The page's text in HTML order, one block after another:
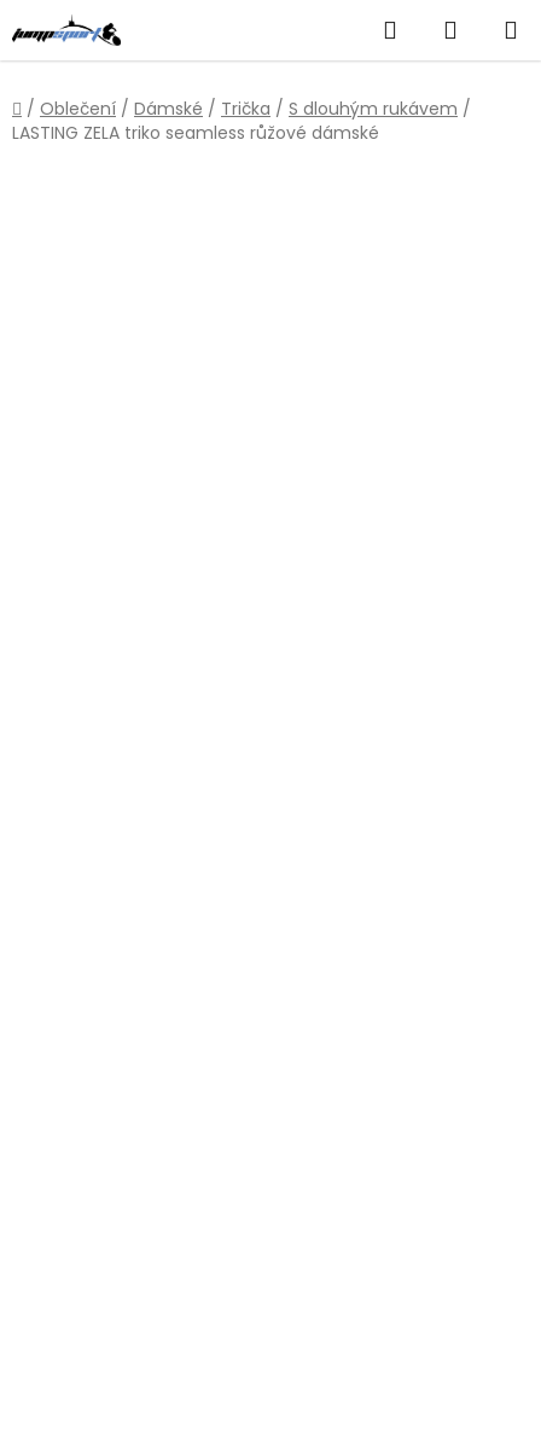
na
obsah
Hledat
KOŠÍK
Domů
/ Oblečení / Dámské / Trička / S dlouhým rukávem /
LASTING ZELA triko seamless růžové dámské